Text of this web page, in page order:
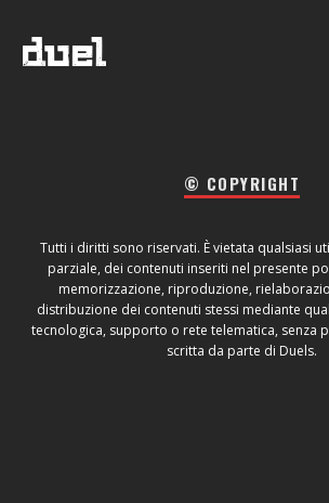
© COPYRIGHT
Tutti i diritti sono riservati. È vietata qualsiasi
parziale, dei contenuti inseriti nel presente
memorizzazione, riproduzione,
distribuzione dei contenuti stessi mediante
tecnologica, supporto o rete telematica, senza
scritta da parte di Duels.